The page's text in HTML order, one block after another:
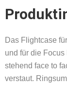
Das Flightcase
und für die
stehend face to
verstaut.